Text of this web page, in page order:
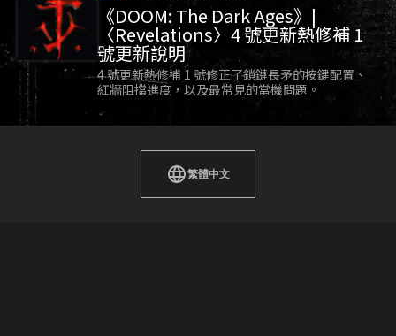
《DOOM: The Dark Ages》|
〈Revelations〉4 號更新熱修補 1
號更新說明
4 號更新熱修補 1 號修正了鎖鏈長矛的按鍵配置、
紅牆阻擋進度，以及最常見的當機問題。
繁體中文